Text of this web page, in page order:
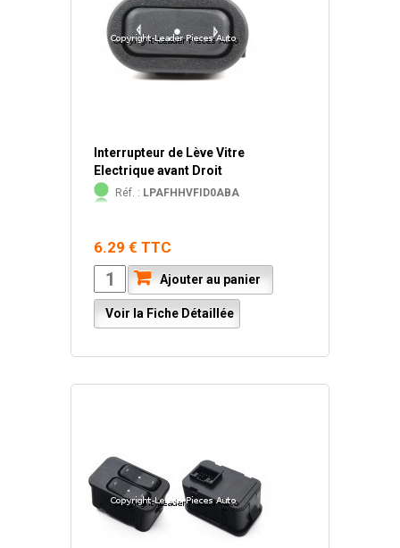
Interrupteur de Lève Vitre
Electrique avant Droit
Réf. : LPAFHHVFID0ABA
6.29 € TTC
Ajouter au panier
Voir la Fiche Détaillée